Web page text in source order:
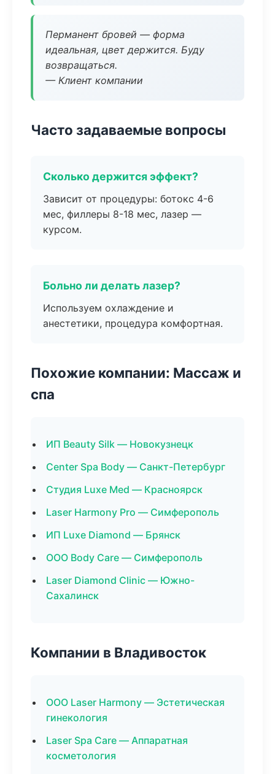
Перманент бровей — форма
идеальная, цвет держится. Буду
возвращаться.
— Клиент компании
Часто задаваемые вопросы
Сколько держится эффект?
Зависит от процедуры: ботокс 4-6
мес, филлеры 8-18 мес, лазер —
курсом.
Больно ли делать лазер?
Используем охлаждение и
анестетики, процедура комфортная.
Похожие компании: Массаж и
спа
ИП Beauty Silk — Новокузнецк
Center Spa Body — Санкт-Петербург
Студия Luxe Med — Красноярск
Laser Harmony Pro — Симферополь
ИП Luxe Diamond — Брянск
ООО Body Care — Симферополь
Laser Diamond Clinic — Южно-
Сахалинск
Компании в Владивосток
ООО Laser Harmony — Эстетическая
гинекология
Laser Spa Care — Аппаратная
косметология